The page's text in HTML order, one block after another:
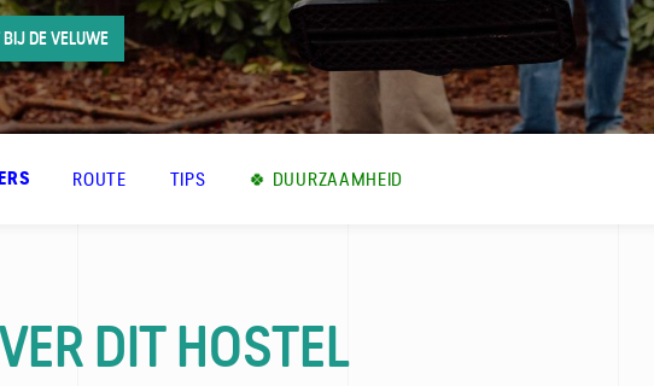
BIJ DE VELUWE
ROUTE TIPS 🍀 DUURZAAMHEID
DIT HOSTEL